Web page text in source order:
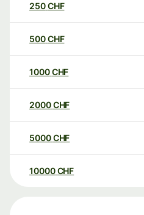
250CHF
500CHF
1000CHF
2000CHF
5000CHF
10000 CHF